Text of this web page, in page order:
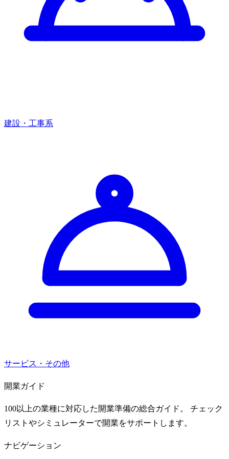
建設・工事系
サービス・その他
開業ガイド
100以上の業種に対応した開業準備の総合ガイド。 チェック
リストやシミュレーターで開業をサポートします。
ナビゲーション